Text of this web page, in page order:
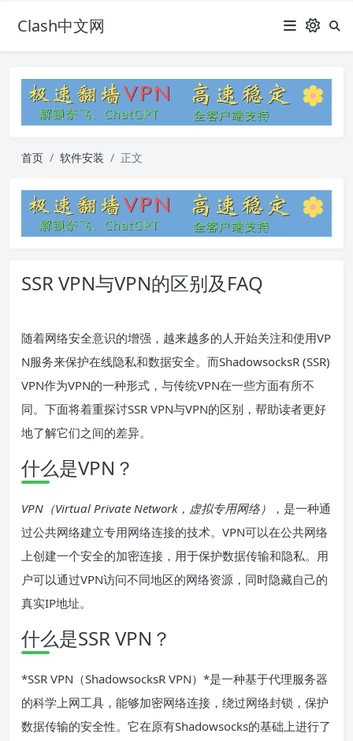
Clash中文网
首页 软件安装 正文
SSR VPN与VPN的区别及FAQ
随着网络安全意识的增强，越来越多的人开始关注和使用VP
N服务来保护在线隐私和数据安全。而ShadowsocksR (SSR)
VPN作为VPN的一种形式，与传统VPN在一些方面有所不
同。下面将着重探讨SSR VPN与VPN的区别，帮助读者更好
地了解它们之间的差异。
什么是VPN？
VPN（Virtual Private Network，虚拟专用网络）
，是一种通
过公共网络建立专用网络连接的技术。VPN可以在公共网络
上创建一个安全的加密连接，用于保护数据传输和隐私。用
户可以通过VPN访问不同地区的网络资源，同时隐藏自己的
真实IP地址。
什么是SSR VPN？
*SSR VPN（ShadowsocksR VPN）*是一种基于代理服务器
的科学上网工具，能够加密网络连接，绕过网络封锁，保护
数据传输的安全性。它在原有Shadowsocks的基础上进行了